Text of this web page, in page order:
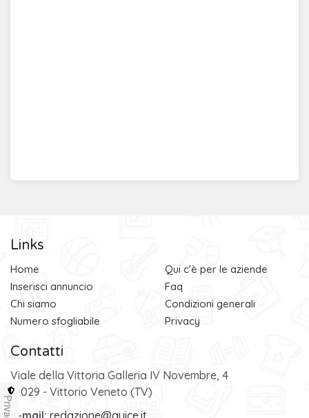
Links
Home
Inserisci annuncio
Chi siamo
Numero sfogliabile
Qui c'è per le aziende
Faq
Condizioni generali
Privacy
Contatti
Viale della Vittoria Galleria IV Novembre, 4
31029 - Vittorio Veneto (TV)
Privacy